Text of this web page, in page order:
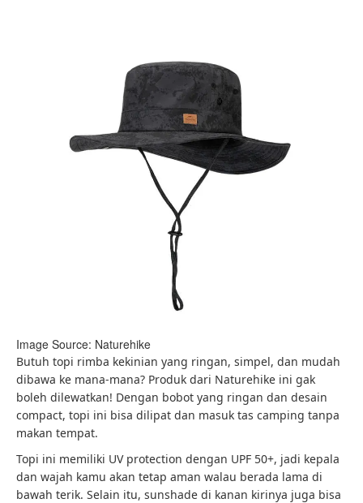
Image Source: Naturehike
Butuh topi rimba kekinian yang ringan, simpel, dan mudah
dibawa ke mana-mana? Produk dari Naturehike ini gak
boleh dilewatkan! Dengan bobot yang ringan dan desain
compact, topi ini bisa dilipat dan masuk tas camping tanpa
makan tempat.
Topi ini memiliki UV protection dengan UPF 50+, jadi kepala
dan wajah kamu akan tetap aman walau berada lama di
bawah terik. Selain itu, sunshade di kanan kirinya juga bisa